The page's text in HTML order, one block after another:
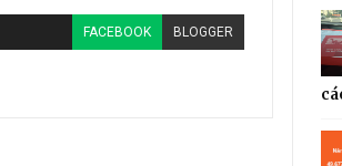
FACEBOOK BLOGGER